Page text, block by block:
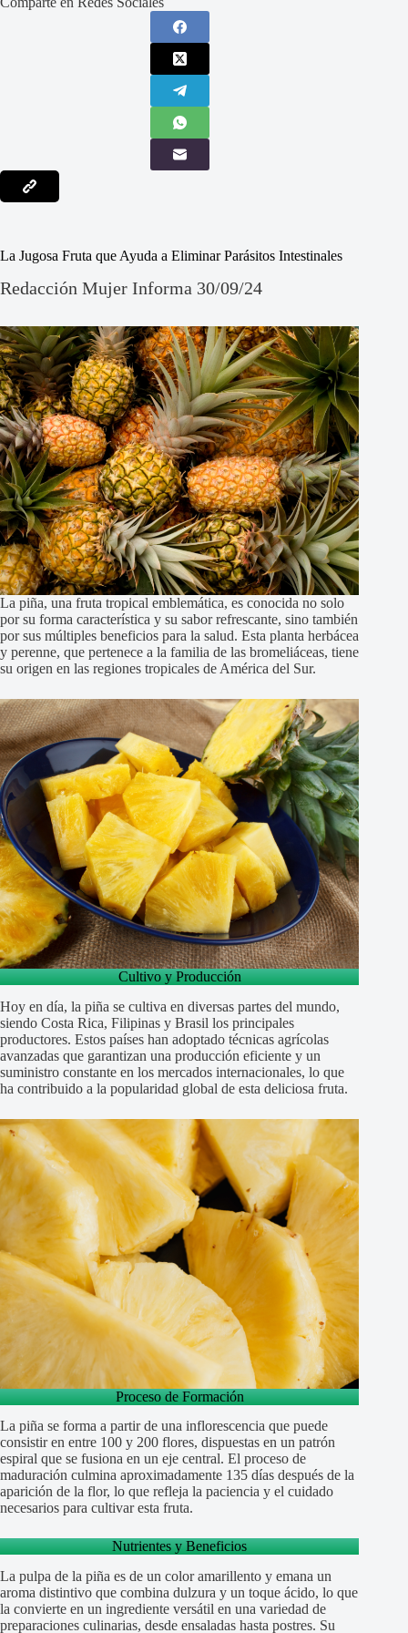
La Jugosa Fruta que Ayuda a Eliminar Parásitos Intestinales
Redacción Mujer Informa 30/09/24
La piña, una fruta tropical emblemática, es conocida no solo
por su forma característica y su sabor refrescante, sino también
por sus múltiples beneficios para la salud. Esta planta herbácea
y perenne, que pertenece a la familia de las bromeliáceas, tiene
su origen en las regiones tropicales de América del Sur.
Cultivo y Producción
Hoy en día, la piña se cultiva en diversas partes del mundo,
siendo Costa Rica, Filipinas y Brasil los principales
productores. Estos países han adoptado técnicas agrícolas
avanzadas que garantizan una producción eficiente y un
suministro constante en los mercados internacionales, lo que
ha contribuido a la popularidad global de esta deliciosa fruta.
Proceso de Formación
La piña se forma a partir de una inflorescencia que puede
consistir en entre 100 y 200 flores, dispuestas en un patrón
espiral que se fusiona en un eje central. El proceso de
maduración culmina aproximadamente 135 días después de la
aparición de la flor, lo que refleja la paciencia y el cuidado
necesarios para cultivar esta fruta.
Nutrientes y Beneficios
La pulpa de la piña es de un color amarillento y emana un
aroma distintivo que combina dulzura y un toque ácido, lo que
la convierte en un ingrediente versátil en una variedad de
preparaciones culinarias, desde ensaladas hasta postres. Su